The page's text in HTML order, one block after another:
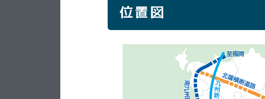
位置図